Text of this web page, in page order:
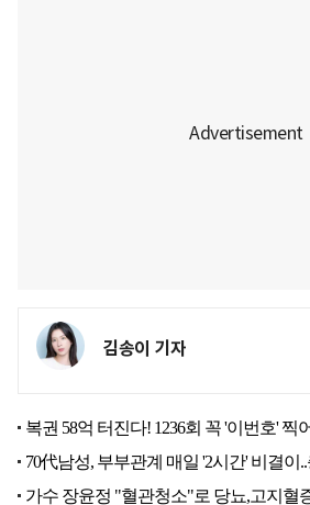
김송이 기자